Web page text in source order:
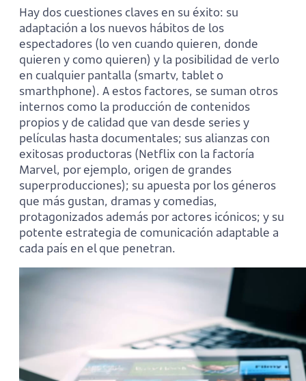
Hay dos cuestiones claves en su éxito: su
adaptación a los nuevos hábitos de los
espectadores (lo ven cuando quieren, donde
quieren y como quieren) y la posibilidad de verlo
en cualquier pantalla (smartv, tablet o
smarthphone). A estos factores, se suman otros
internos como la producción de contenidos
propios y de calidad que van desde series y
películas hasta documentales; sus alianzas con
exitosas productoras (Netflix con la factoría
Marvel, por ejemplo, origen de grandes
superproducciones); su apuesta por los géneros
que más gustan, dramas y comedias,
protagonizados además por actores icónicos; y su
potente estrategia de comunicación adaptable a
cada país en el que penetran.